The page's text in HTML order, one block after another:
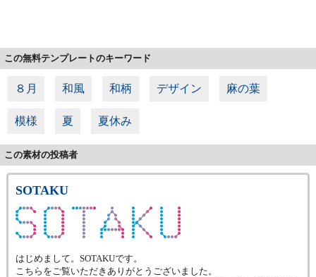
この無料テンプレートのキーワード
８月 和風 和柄 デザイン 麻の葉
模様 夏 夏休み
この素材の投稿者
SOTAKU
はじめまして。SOTAKUです。
こちらをご覧いただきありがとうございました。